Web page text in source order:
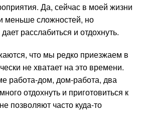
Да, сейчас в моей жизни
меньше сложностей, но
расслабиться и отдохнуть.
что мы редко приезжаем в
не хватает на это времени.
работа-дом, дом-работа, два
отдохнуть и приготовиться к
позволяют часто куда-то